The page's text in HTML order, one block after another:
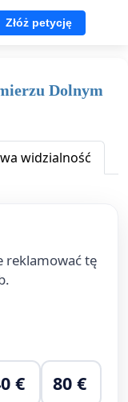
Złóż petycję
Dolnym
widzialność
reklamować tę
€ 80 €